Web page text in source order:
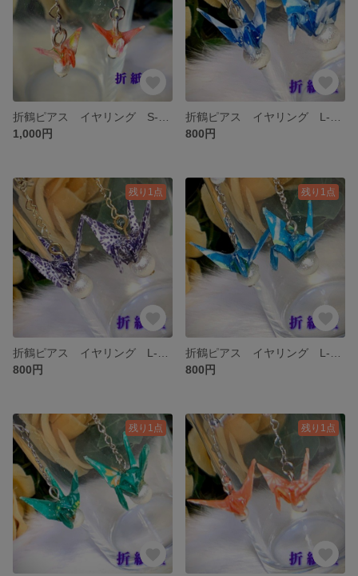
1,000円
800円
残り1点
800円
残り1点
800円
残り1点 残り1点